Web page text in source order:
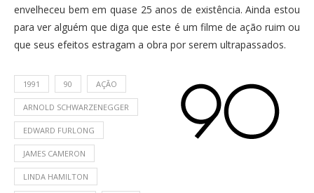
envelheceu bem em quase 25 anos de existência. Ainda estou
para ver alguém que diga que este é um filme de ação ruim ou
que seus efeitos estragam a obra por serem ultrapassados.
1991 90 AÇÃO
ARNOLD SCHWARZENEGGER
EDWARD FURLONG
JAMES CAMERON
LINDA HAMILTON